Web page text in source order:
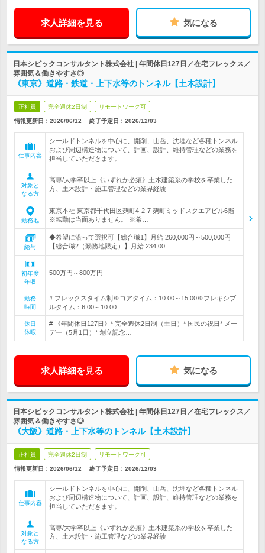
求人詳細を見る 気になる
日本シビックコンサルタント株式会社 | 年間休日127日／在宅フレックス／
雰囲気＆働きやすさ◎
《東京》道路・鉄道・上下水等のトンネル【土木設計】
正社員 完全週休2日制 リモートワーク可
情報更新日：2026/06/12 終了予定日： 2026/12/03
仕事内容
シールドトンネルを中心に、開削、山岳、沈埋など各種トンネル
および周辺構造物について、計画、設計、維持管理などの業務を
担当していただきます。
対象と
なる方
高専/大学卒以上《いずれか必須》土木建築系の学校を卒業した
方、土木設計・施工管理などの業界経験
勤務地
東京本社 東京都千代田区麹町4-2-7 麹町ミッドスクエアビル6階
※転勤は当面ありません。 ※希…
給与
◆希望に沿って選択可【総合職1】月給 260,000円～500,000円
【総合職2（勤務地限定）】月給 234,00…
初年度
年収
500万円～800万円
勤務
時間
# フレックスタイム制※コアタイム：10:00～15:00※フレキシブ
ルタイム：6:00～10:00…
休日
休暇
# 《年間休日127日》* 完全週休2日制（土日）* 国民の祝日* メー
デー（5月1日）* 創立記念…
求人詳細を見る 気になる
日本シビックコンサルタント株式会社 | 年間休日127日／在宅フレックス／
雰囲気＆働きやすさ◎
《大阪》道路・上下水等のトンネル【土木設計】
正社員 完全週休2日制 リモートワーク可
情報更新日：2026/06/12 終了予定日： 2026/12/03
仕事内容
シールドトンネルを中心に、開削、山岳、沈埋など各種トンネル
および周辺構造物について、計画、設計、維持管理などの業務を
担当していただきます。
対象と
なる方
高専/大学卒以上《いずれか必須》土木建築系の学校を卒業した
方、土木設計・施工管理などの業界経験